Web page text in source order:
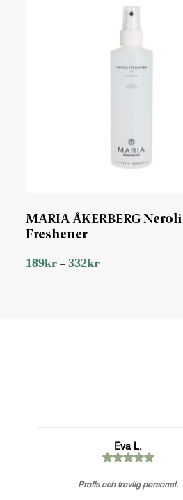
MARIA ÅKERBERG Neroli
Freshener
189kr– 332kr
Eva L.
Proffs och trevlig personal.